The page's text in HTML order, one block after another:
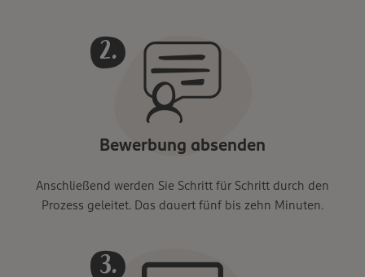
Bewerbung absenden
Anschließend werden Sie Schritt für Schritt durch den
Prozess geleitet. Das dauert fünf bis zehn Minuten.